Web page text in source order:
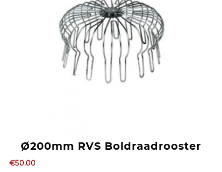
Ø200mm RVS Boldraadrooster
€50.00